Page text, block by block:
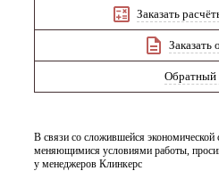
Заказать
Заказать
Обратный
В связи со сложившейся экономической
меняющимися условиями работы,
у менеджеров Клинкерс